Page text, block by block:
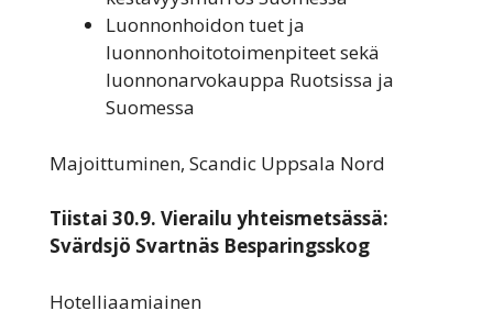
Luonnonhoidon tuet ja
luonnonhoitotoimenpiteet sekä
luonnonarvokauppa Ruotsissa ja
Suomessa
Majoittuminen, Scandic Uppsala Nord
Tiistai 30.9. Vierailu yhteismetsässä:
Svärdsjö Svartnäs Besparingsskog
Hotelliaamiainen